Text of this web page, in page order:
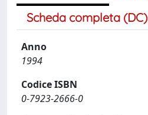
Scheda completa (DC)
Anno
1994
Codice ISBN
0-7923-2666-0